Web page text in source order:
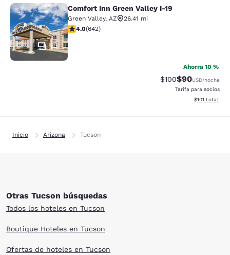
Comfort Inn Green Valley I-19
33
Comfort Inn Green Valley I-19
Green Valley, AZ
26.41 mi
calificación de 4.01 estrellas. Muy bueno. 642 reseñas
4.0(642)
Ahorra 10 %
Precio tachado:
$100Precio con
$90USD/noche
Tarifa para socios
Ver detalles
$101 total
Inicio Arizona Tucson
Otras Tucson búsquedas
Todos los hoteles en Tucson
Boutique Hoteles en Tucson
Ofertas de hoteles en Tucson